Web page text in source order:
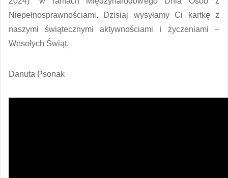
Niepełnosprawnościami. Dzisiaj wysyłamy Ci kartkę z
naszymi świątecznymi aktywnościami i życzeniami –
Wesołych Świąt.
Danuta Psonak